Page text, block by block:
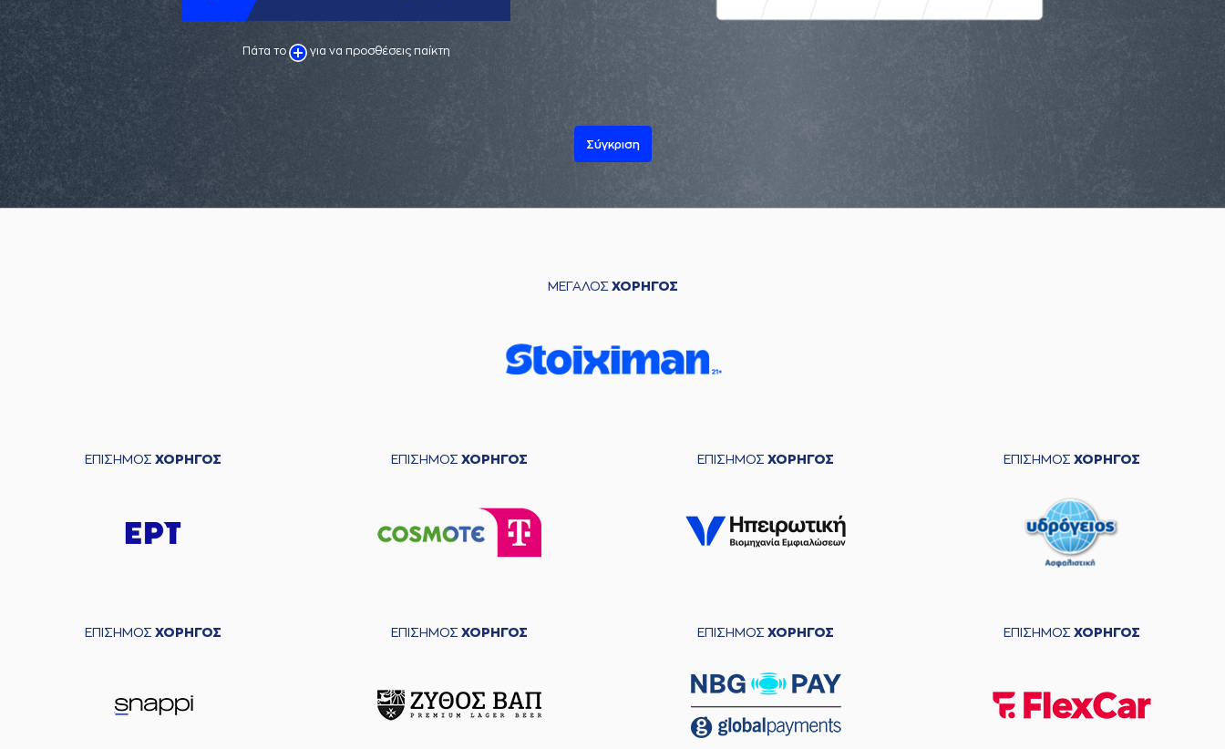
Πάτα το για να προσθέσεις παίκτη
Σύγκριση
ΜΕΓΑΛΟΣ ΧΟΡΗΓΟΣ
ΕΠΙΣΗΜΟΣ ΧΟΡΗΓΟΣ ΕΠΙΣΗΜΟΣ ΧΟΡΗΓΟΣ ΕΠΙΣΗΜΟΣ ΧΟΡΗΓΟΣ ΕΠΙΣΗΜΟΣ ΧΟΡΗΓΟΣ
ΕΠΙΣΗΜΟΣ ΧΟΡΗΓΟΣ ΕΠΙΣΗΜΟΣ ΧΟΡΗΓΟΣ ΕΠΙΣΗΜΟΣ ΧΟΡΗΓΟΣ ΕΠΙΣΗΜΟΣ ΧΟΡΗΓΟΣ